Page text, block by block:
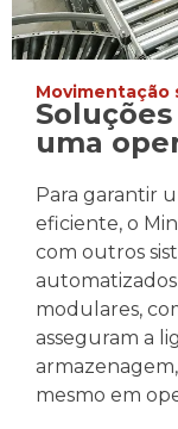
Movimentação
uma
Para garantir
eficiente, o
com outros
automatizados
modulares,
asseguram a
armazenagem,
mesmo em